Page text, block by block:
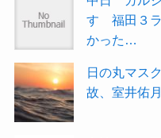
す 福田３
かった…
日の丸マス
故、室井佑